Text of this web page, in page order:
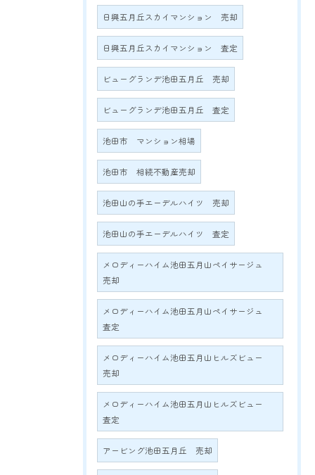
日興五月丘スカイマンション 売却
日興五月丘スカイマンション 査定
ビューグランデ池田五月丘 売却
ビューグランデ池田五月丘 査定
池田市 マンション相場
池田市 相続不動産売却
池田山の手エーデルハイツ 売却
池田山の手エーデルハイツ 査定
メロディーハイム池田五月山ペイサージュ
売却
メロディーハイム池田五月山ペイサージュ
査定
メロディーハイム池田五月山ヒルズビュー
売却
メロディーハイム池田五月山ヒルズビュー
査定
アービング池田五月丘 売却